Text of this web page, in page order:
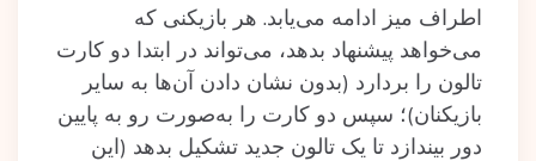
اطراف میز ادامه می‌یابد. هر بازیکنی که
می‌خواهد پیشنهاد بدهد، می‌تواند در ابتدا دو کارت
تالون را بردارد (بدون نشان دادن آن‌ها به سایر
بازیکنان)؛ سپس دو کارت را به‌صورت رو به پایین
دور بیندازد تا یک تالون جدید تشکیل بدهد (این‌